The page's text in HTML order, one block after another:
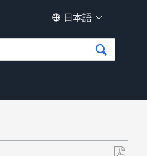
日本語